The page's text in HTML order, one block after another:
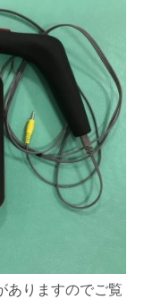
りますのでご覧